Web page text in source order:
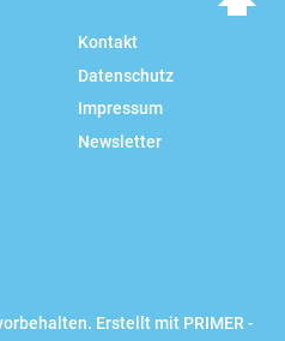
Kontakt
Datenschutz
Impressum
Newsletter
Erstellt mit PRIMER -